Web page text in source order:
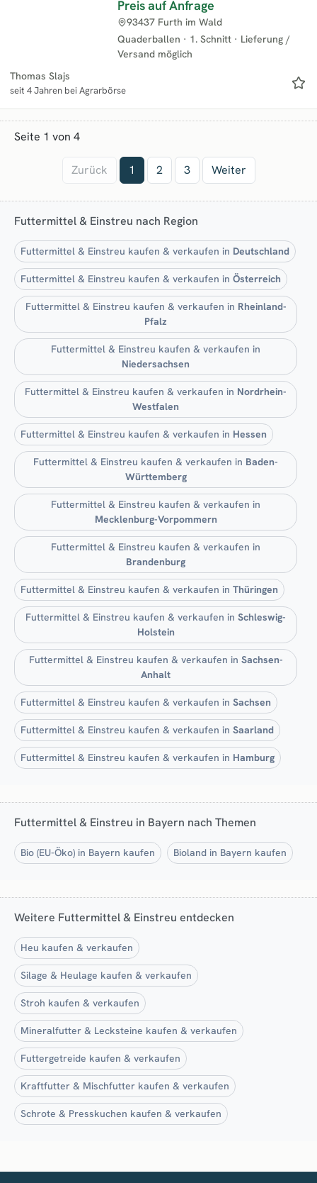
Preis auf Anfrage
Quaderballen · 1. Schnitt · Lieferung /
Versand möglich
93437 Furth im Wald
Thomas Slajs
seit 4 Jahren bei Agrarbörse
Seite 1 von 4
Zurück 1 2 3 Weiter
Futtermittel & Einstreu nach Region
Futtermittel & Einstreu kaufen & verkaufen in Deutschland
Futtermittel & Einstreu kaufen & verkaufen in Österreich
Futtermittel & Einstreu kaufen & verkaufen in Rheinland-
Pfalz
Futtermittel & Einstreu kaufen & verkaufen in
Niedersachsen
Futtermittel & Einstreu kaufen & verkaufen in Nordrhein-
Westfalen
Futtermittel & Einstreu kaufen & verkaufen in Hessen
Futtermittel & Einstreu kaufen & verkaufen in Baden-
Württemberg
Futtermittel & Einstreu kaufen & verkaufen in
Mecklenburg-Vorpommern
Futtermittel & Einstreu kaufen & verkaufen in
Brandenburg
Futtermittel & Einstreu kaufen & verkaufen in Thüringen
Futtermittel & Einstreu kaufen & verkaufen in Schleswig-
Holstein
Futtermittel & Einstreu kaufen & verkaufen in Sachsen-
Anhalt
Futtermittel & Einstreu kaufen & verkaufen in Sachsen
Futtermittel & Einstreu kaufen & verkaufen in Saarland
Futtermittel & Einstreu kaufen & verkaufen in Hamburg
Futtermittel & Einstreu in Bayern nach Themen
Bio (EU-Öko) in Bayern kaufen Bioland in Bayern kaufen
Weitere Futtermittel & Einstreu entdecken
Heu kaufen & verkaufen
Silage & Heulage kaufen & verkaufen
Stroh kaufen & verkaufen
Mineralfutter & Lecksteine kaufen & verkaufen
Futtergetreide kaufen & verkaufen
Kraftfutter & Mischfutter kaufen & verkaufen
Schrote & Presskuchen kaufen & verkaufen